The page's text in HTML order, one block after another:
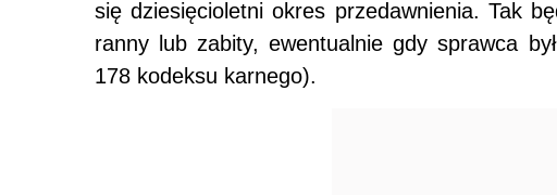
się dziesięcioletni okres przedawnienia. Tak
ranny lub zabity, ewentualnie gdy sprawca
178 kodeksu karnego).